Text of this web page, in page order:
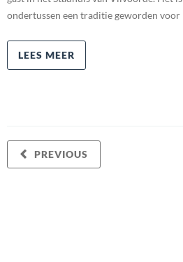
ondertussen een traditie geworden voor
LEES MEER
PREVIOUS